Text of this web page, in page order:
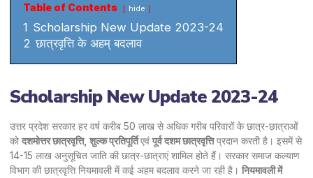
Table of Contents hide
1 Scholarship New Update 2023-24
2 छात्रवृत्ति के अहम् बदलाव
Scholarship New Update 2023-24
उत्तर प्रदेश सरकार हर वर्ष करीब 50 लाख से अधिक गरीब परिवारों के छात्र-छात्राओं
को दशमोत्तर छात्रवृत्ति, शुल्क प्रतिपूर्तिएवं पूर्व दशम छात्रवृत्तिप्रदान करती है। इसमें से
14-15 लाख अनुसूचित जाति की छात्र-छात्राएं शामिल होते हैं। सरकार समाज कल्याण
विभाग की छात्रवृत्ति नियमावली में कई अहम बदलाव करने जा रही है। नियमावली में